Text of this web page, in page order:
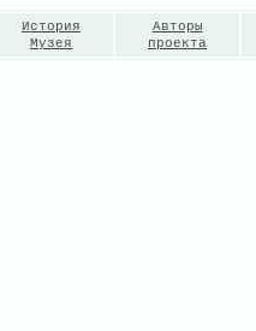
История
Музея
Авторы
проекта